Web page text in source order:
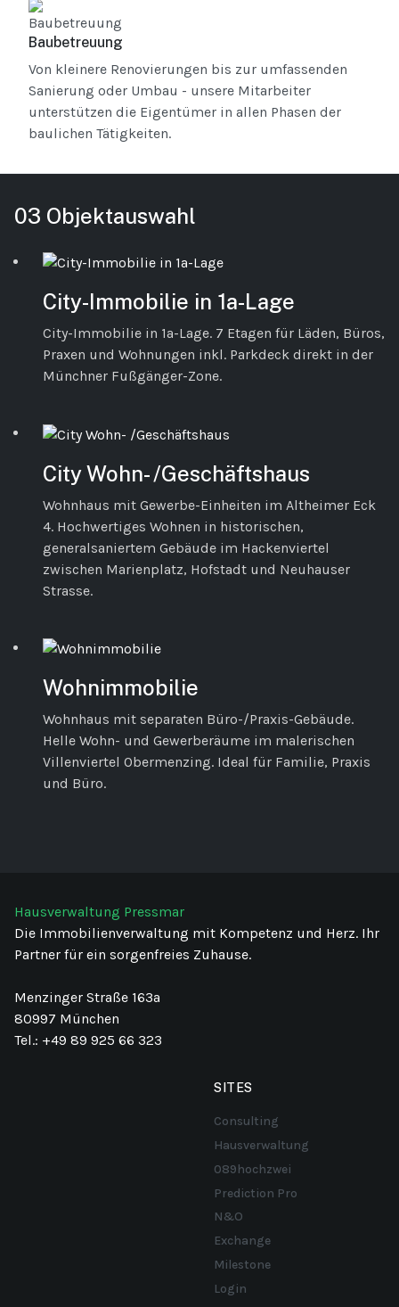
Baubetreuung
Von kleinere Renovierungen bis zur umfassenden
Sanierung oder Umbau - unsere Mitarbeiter
unterstützen die Eigentümer in allen Phasen der
baulichen Tätigkeiten.
03 Objektauswahl
City-Immobilie in 1a-Lage
City-Immobilie in 1a-Lage. 7 Etagen für Läden, Büros,
Praxen und Wohnungen inkl. Parkdeck direkt in der
Münchner Fußgänger-Zone.
City Wohn- /Geschäftshaus
Wohnhaus mit Gewerbe-Einheiten im Altheimer Eck
4. Hochwertiges Wohnen in historischen,
generalsaniertem Gebäude im Hackenviertel
zwischen Marienplatz, Hofstadt und Neuhauser
Strasse.
Wohnimmobilie
Wohnhaus mit separaten Büro-/Praxis-Gebäude.
Helle Wohn- und Gewerberäume im malerischen
Villenviertel Obermenzing. Ideal für Familie, Praxis
und Büro.
Hausverwaltung Pressmar
Die Immobilienverwaltung mit Kompetenz und Herz. Ihr
Partner für ein sorgenfreies Zuhause.
Menzinger Straße 163a
80997 München
Tel.: +49 89 925 66 323
SITES
Consulting
Hausverwaltung
089hochzwei
Prediction Pro
N&O
Exchange
Milestone
Login